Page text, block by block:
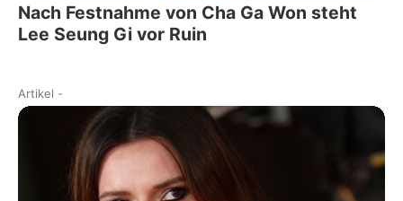
Nach Festnahme von Cha Ga Won steht
Lee Seung Gi vor Ruin
Artikel -